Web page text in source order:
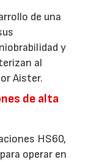
de una
y
al
Aister.
de alta
HS60,
operar en